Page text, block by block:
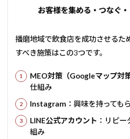
播磨地域で飲食店を成功させるた
すべき施策はこの3つです。
MEO対策（Googleマップ対策
仕組み
Instagram ：興味を持っても
LINE公式アカウント ：リピ
組み